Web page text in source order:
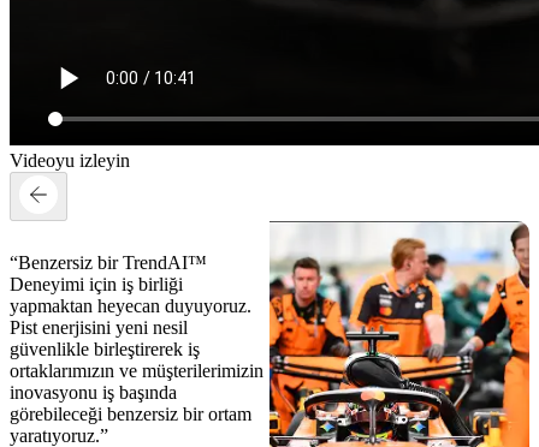
Videoyu izleyin
“Benzersiz bir TrendAI™
Deneyimi için iş birliği
yapmaktan heyecan duyuyoruz.
Pist enerjisini yeni nesil
güvenlikle birleştirerek iş
ortaklarımızın ve müşterilerimizin
inovasyonu iş başında
görebileceği benzersiz bir ortam
yaratıyoruz.”